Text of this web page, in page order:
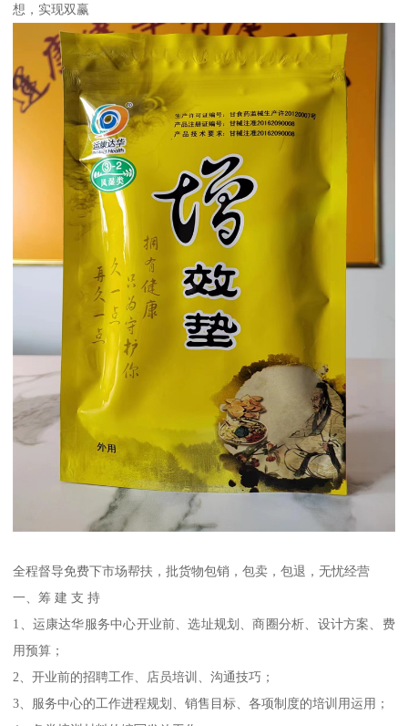
想，实现双赢
全程督导免费下市场帮扶，批货物包销，包卖，包退，无忧经营
一、筹 建 支 持
1、运康达华服务中心开业前、选址规划、商圈分析、设计方案、费
用预算；
2、开业前的招聘工作、店员培训、沟通技巧；
3、服务中心的工作进程规划、销售目标、各项制度的培训用运用；